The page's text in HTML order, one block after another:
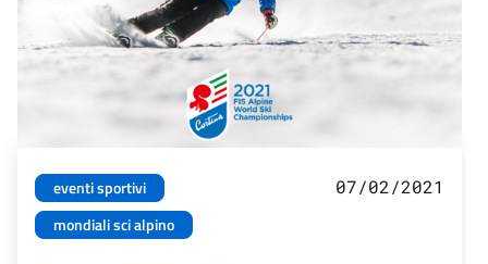
eventi sportivi
mondiali sci alpino
07/02/2021